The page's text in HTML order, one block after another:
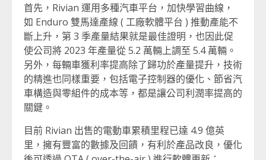
首先，Rivian 運用多種汽車平台，加快學習曲線，
如 Enduro 雙馬達產線 ( 工廠軟體平台 ) 推動產能不
斷上升，第 3 季產量結果就是最佳證明，也因此促
使公司將 2023 年產量從 5.2 萬輛上調至 5.4 萬輛。
另外，每輛車獲利率提高除了歸功於產量提升，技術
的精進也同樣重要，包括電子控制器的優化、節省汽
車構造與零組件的成本等，都是讓公司利潤率提高的
關鍵。
目前 Rivian 出售的電動車累積里程已達 4.9 億英
里，擁有豐富的數據及回饋，有利於產品改良，優化